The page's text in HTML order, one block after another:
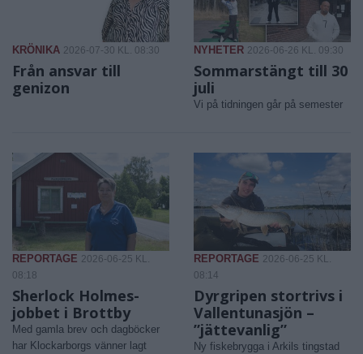
KRÖNIKA 2026-07-30 KL. 08:30
Från ansvar till
genizon
NYHETER 2026-06-26 KL. 09:30
Sommarstängt till 30
juli
Vi på tidningen går på semester
REPORTAGE 2026-06-25 KL.
08:18
Sherlock Holmes-
jobbet i Brottby
Med gamla brev och dagböcker
har Klockarborgs vänner lagt
REPORTAGE 2026-06-25 KL.
08:14
Dyrgripen stortrivs i
Vallentunasjön –
”jättevanlig”
Ny fiskebrygga i Arkils tingstad